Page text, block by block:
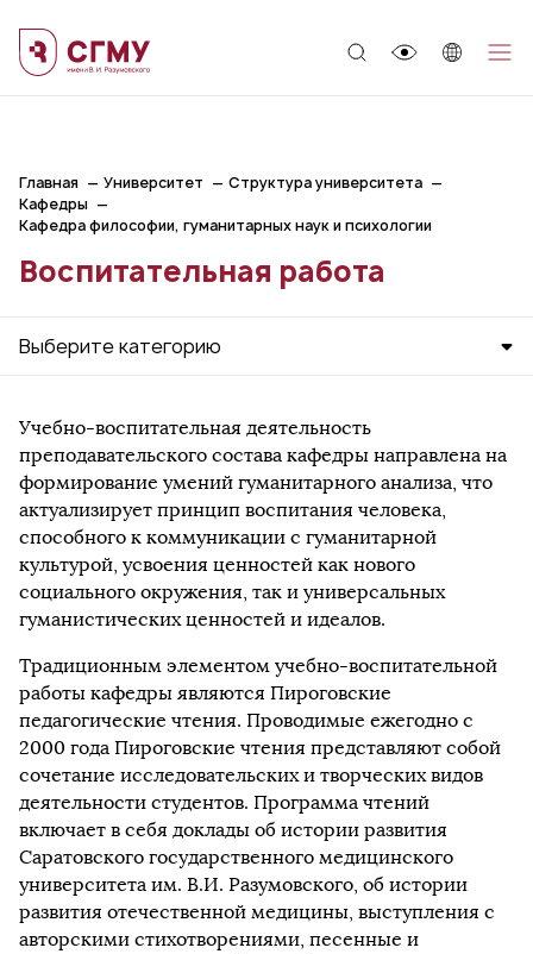
Главная Университет
Структура университета
Кафедры
Кафедра философии, гуманитарных наук и психологии
Воспитательная работа
Выберите категорию
Учебно-воспитательная деятельность
преподавательского состава кафедры направлена на
формирование умений гуманитарного анализа, что
актуализирует принцип воспитания человека,
способного к коммуникации с гуманитарной
культурой, усвоения ценностей как нового
социального окружения, так и универсальных
гуманистических ценностей и идеалов.
Традиционным элементом учебно-воспитательной
работы кафедры являются Пироговские
педагогические чтения. Проводимые ежегодно с
2000 года Пироговские чтения представляют собой
сочетание исследовательских и творческих видов
деятельности студентов. Программа чтений
включает в себя доклады об истории развития
Саратовского государственного медицинского
университета им. В.И. Разумовского, об истории
развития отечественной медицины, выступления с
авторскими стихотворениями, песенные и